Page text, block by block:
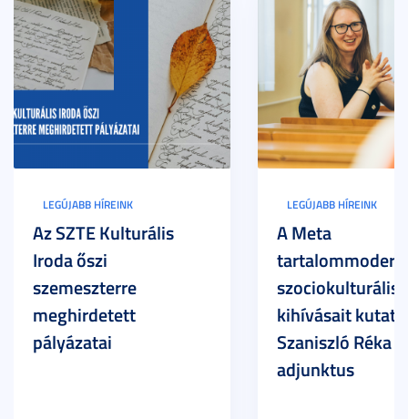
LEGÚJABB HÍREINK
Az SZTE Kulturális
Iroda őszi
szemeszterre
meghirdetett
pályázatai
LEGÚJABB HÍREINK
A Meta
szociokulturális
kihívásait
Szaniszló Réka
adjunktus